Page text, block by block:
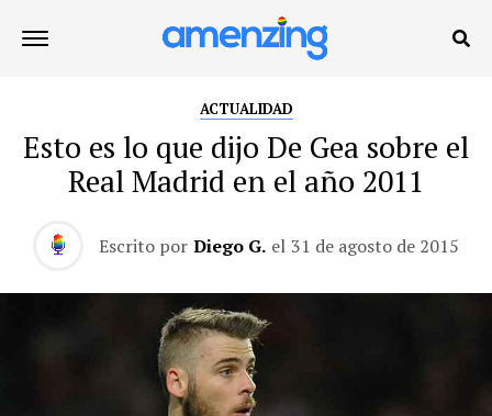
ACTUALIDAD
Esto es lo que dijo De Gea sobre el
Real Madrid en el año 2011
Escrito por Diego G. el 31 de agosto de 2015